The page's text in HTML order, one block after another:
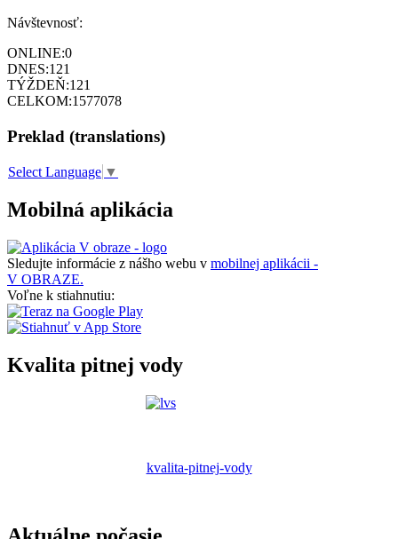
Návštevnosť:
ONLINE:0
DNES:121
TÝŽDEŇ:121
CELKOM:1577078
Preklad (translations)
Select Language ▼
Mobilná aplikácia
Sledujte informácie z nášho webu v mobilnej aplikácii -
V OBRAZE.
Voľne k stiahnutiu:
Kvalita pitnej vody
kvalita-pitnej-vody